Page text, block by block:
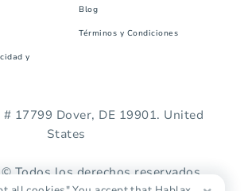
Blog
Términos y Condiciones
y
# 17799 Dover, DE 19901. United
States
Todos los derechos reservados.